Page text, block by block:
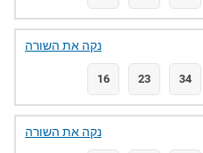
16 23 34
נקה את השורה
נקה את השורה